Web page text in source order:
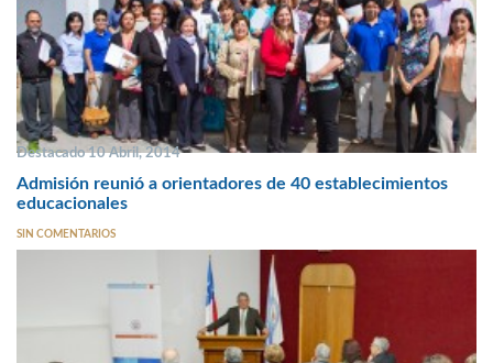
Destacado 10 Abril, 2014
Admisión reunió a orientadores de 40 establecimientos
educacionales
SIN COMENTARIOS